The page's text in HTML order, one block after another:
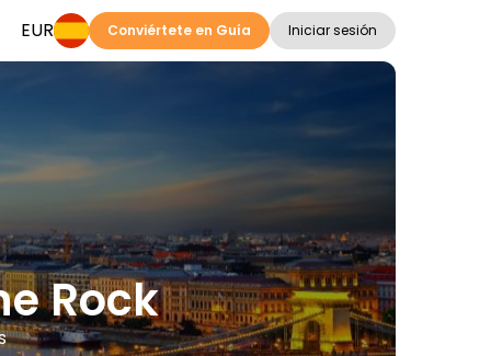
EUR Conviértete en Guía Iniciar sesión
Rock